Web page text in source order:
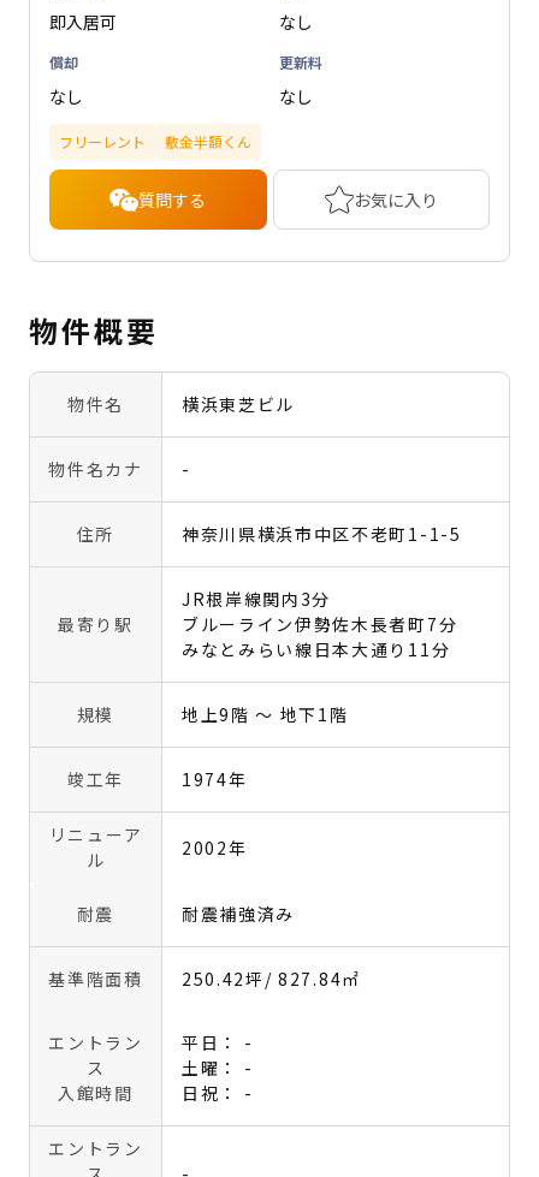
即入居可 なし
償却
なし
更新料
なし
フリーレント 敷金半額くん
質問する お気に入り
物件概要
物件名 横浜東芝ビル
物件名カナ -
住所 神奈川県横浜市中区不老町1-1-5
最寄り駅
JR根岸線関内3分
ブルーライン伊勢佐木長者町7分
みなとみらい線日本大通り11分
規模 地上9階 〜 地下1階
竣工年 1974年
リニューア
ル
2002年
耐震 耐震補強済み
基準階面積 250.42坪 / 827.84㎡
エントラン
ス
入館時間
平日： -
土曜： -
日祝： -
エントラン